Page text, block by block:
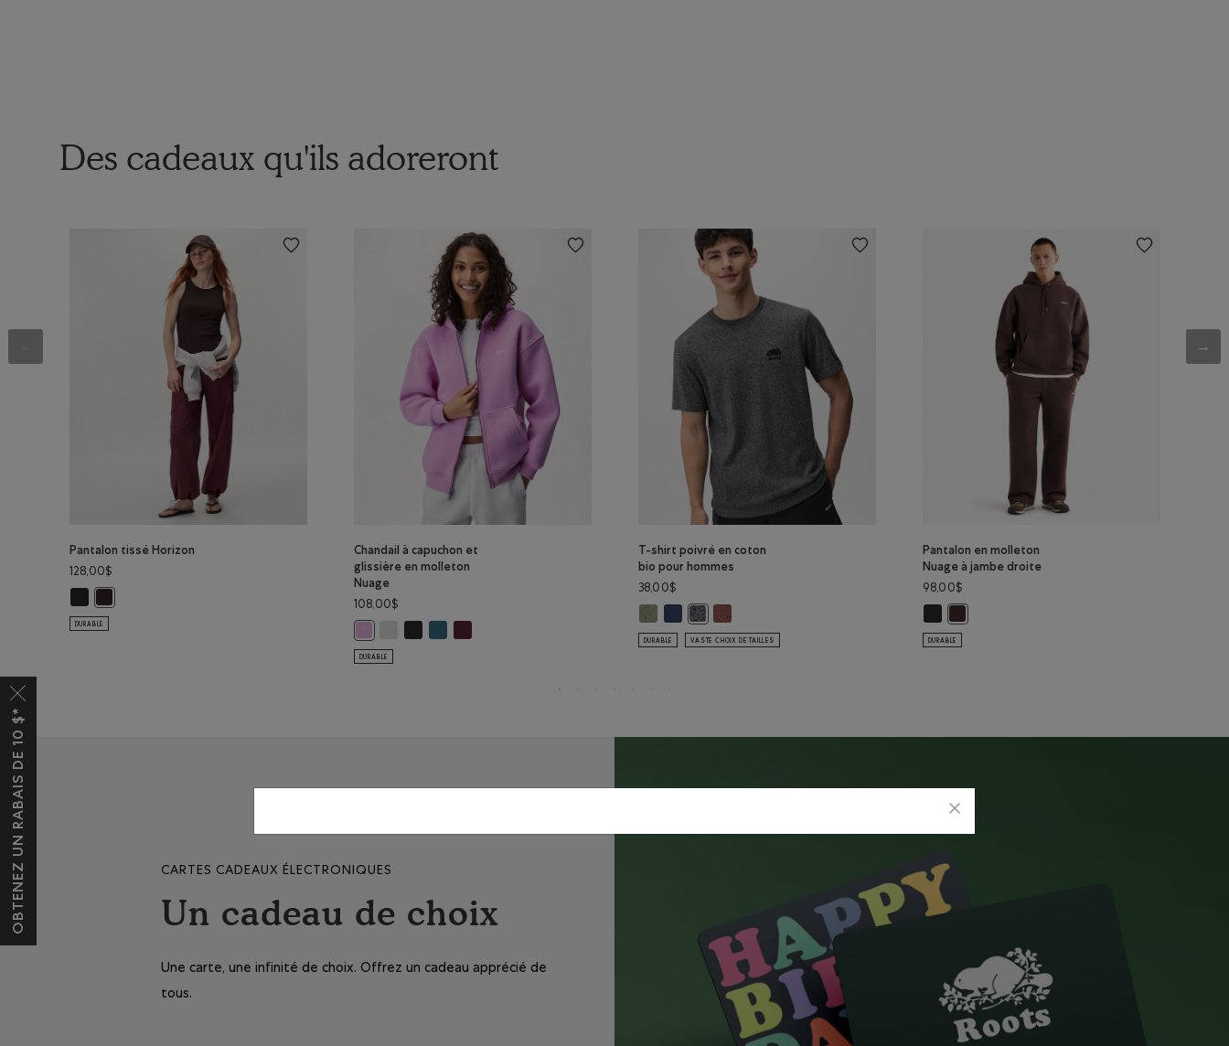
Des cadeaux qu'ils adoreront
Pantalon tissé Horizon
128,00$
DURABLE
Chandail à capuchon et
glissière en molleton
Nuage
108,00$
Chandail à capuchon et glissière en molleton Nuage: MÉLANGE BLANC Couleur
Chandail à capuchon et glissière en molleton Nuage: GRIS MINUIT Couleur
Chandail à capuchon et glissière en molleton Nuage: SARCELLE Couleur
Chandail à capuchon et glissière en molleton Nuage: MAROON FIGUE Couleur
DURABLE
T-shirt poivré en coton
bio pour hommes
38,00$
T-shirt poivré en coton bio pour hommes: OMBRE VERTE POIVRÉE Couleur
T-shirt poivré en coton bio pour hommes: CRÉPUSCULE POIVRÉ Couleur
T-shirt poivré en coton bio pour hommes: POIVRE CHARBON Couleur
DURABLE VASTE CHOIX DE TAILLES
Pantalon en molleton
Nuage à jambe droite
98,00$
DURABLE
CARTES CADEAUX ÉLECTRONIQUES
Un cadeau de choix
Une carte, une infinité de choix. Offrez un cadeau apprécié de
tous.
OBTENEZ UN RABAIS DE 10 $*